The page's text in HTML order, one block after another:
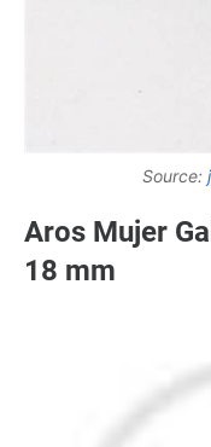
Source:
Aros Mujer
18 mm